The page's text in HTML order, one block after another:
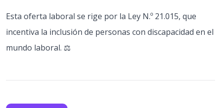
Esta oferta laboral se rige por la Ley N.º 21.015, que
incentiva la inclusión de personas con discapacidad en el
mundo laboral. ⚖️